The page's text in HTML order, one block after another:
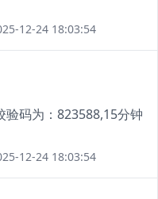
12-24 18:03:54
验码为：823588,15分钟
12-24 18:03:54